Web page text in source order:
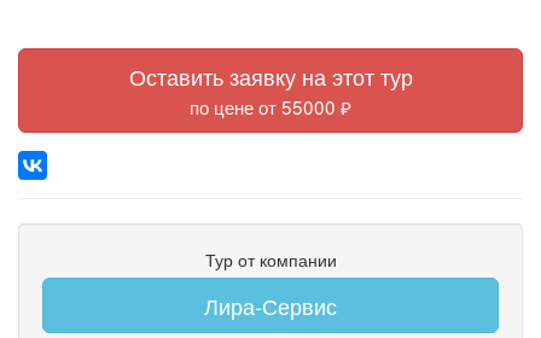
Оставить заявку на этот тур
по цене от 55000 ₽
Тур от компании
Лира-Сервис